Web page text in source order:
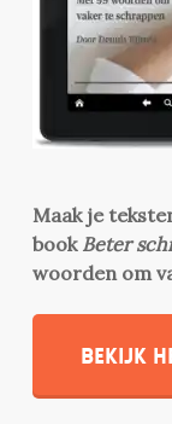
Maak je
book Beter
woorden om
Bekijk